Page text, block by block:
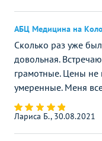
АБЦ Медицина на
Сколько раз уже
довольная.
грамотные. Цены
умеренные. Меня
Лариса Б., 30.08.2021